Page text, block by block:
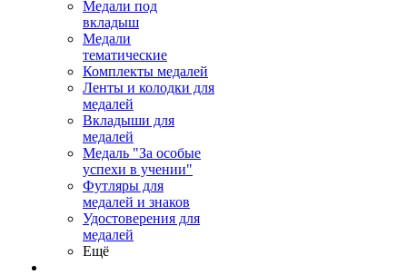
Медали под
вкладыш
Медали
тематические
Комплекты медалей
Ленты и колодки для
медалей
Вкладыши для
медалей
Медаль "За особые
успехи в учении"
Футляры для
медалей и знаков
Удостоверения для
медалей
Ещё